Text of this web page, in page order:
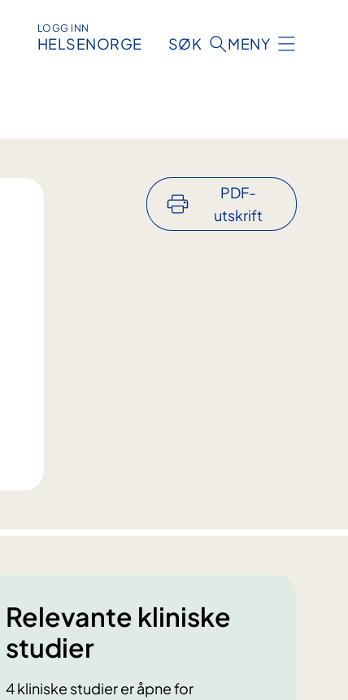
LOGG INN
HELSENORGE SØK MENY
PDF-
utskrift
Relevante kliniske
studier
4 kliniske studier er åpne for